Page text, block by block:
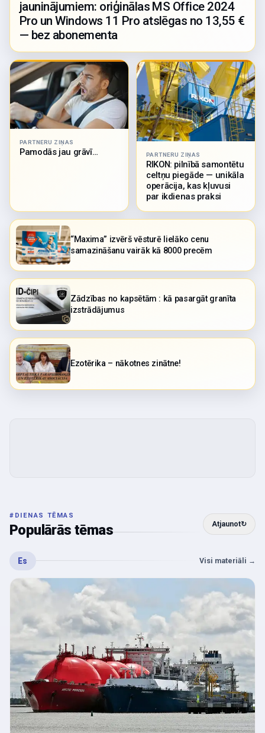
jauninājumiem: oriģinālas MS Office 2024
Pro un Windows 11 Pro atslēgas no 13,55 €
— bez abonementa
PARTNERU ZIŅAS
Pamodās jau grāvī… PARTNERU ZIŅAS
RIKON: pilnībā samontētu
celtņu piegāde — unikāla
operācija, kas kļuvusi
par ikdienas praksi
“Maxima” izvērš vēsturē lielāko cenu
samazināšanu vairāk kā 8000 precēm
Zādzības no kapsētām : kā pasargāt granīta
izstrādājumus
Ezotērika – nākotnes zinātne!
# DIENAS TĒMAS
Populārās tēmas Atjaunot↻
Es Visi materiāli →